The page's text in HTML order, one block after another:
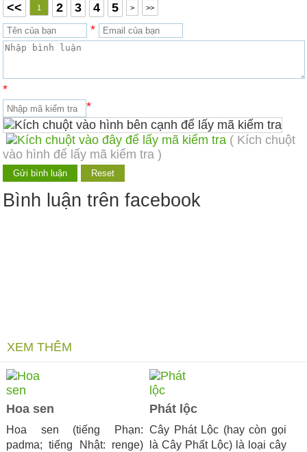
<< 1 2 3 4 5 > >>
*
*
*
( Kích chuột
vào hình để lấy mã kiểm tra )
Bình luận trên facebook
XEM THÊM
Hoa sen
Hoa sen (tiếng Phạn:
padma; tiếng Nhật: renge)
Phát lộc
Cây Phát Lộc (hay còn gọi
là Cây Phất Lộc) là loại cây